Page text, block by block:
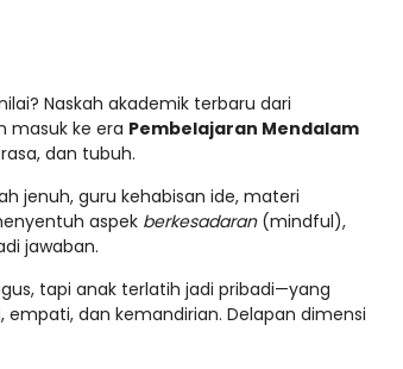
Naskah akademik terbaru dari
masuk ke era Pembelajaran Mendalam
dan tubuh.
jenuh, guru kehabisan ide, materi
aspek berkesadaran(mindful),
jawaban.
tapi anak terlatih jadi pribadi—yang
empati, dan kemandirian. Delapan dimensi